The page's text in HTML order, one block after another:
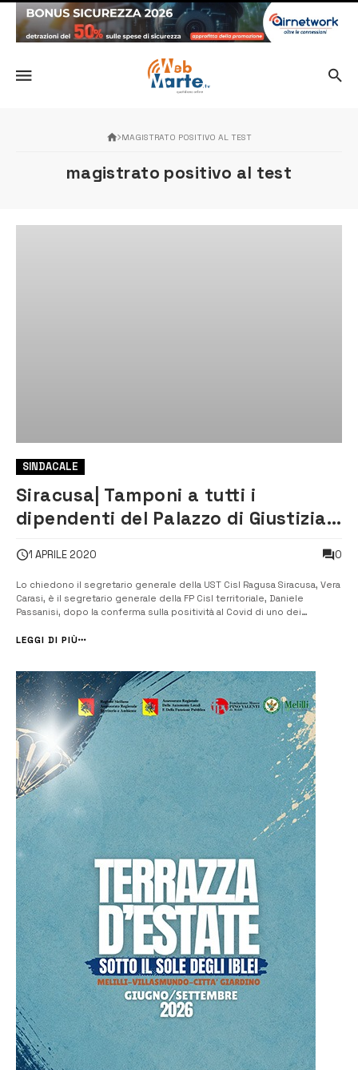
MAGISTRATO POSITIVO AL TEST
magistrato positivo al test
SINDACALE
Siracusa| Tamponi a tutti i
dipendenti del Palazzo di Giustizia
completa e totale sanificazione
1 APRILE 2020 0
Lo chiedono il segretario generale della UST Cisl Ragusa Siracusa, Vera
Carasi, è il segretario generale della FP Cisl territoriale, Daniele
Passanisi, dopo la conferma sulla positività al Covid di uno dei
Panagia. [/] “Tempestiva la decisione del presidente del tribunale di
LEGGI DI PIÙ